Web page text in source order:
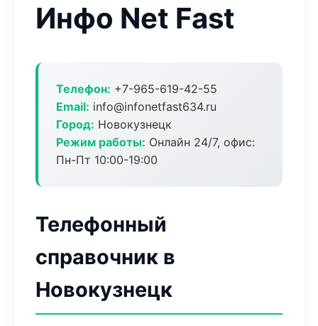
Инфо Net Fast
Телефон: +7-965-619-42-55
Email: info@infonetfast634.ru
Город: Новокузнецк
Режим работы: Онлайн 24/7, офис:
Пн-Пт 10:00-19:00
Телефонный
справочник в
Новокузнецк